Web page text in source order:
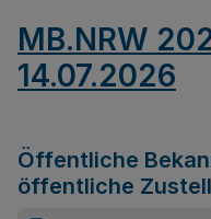
MB.NRW
14.07.2026
Öffentliche
öffentliche